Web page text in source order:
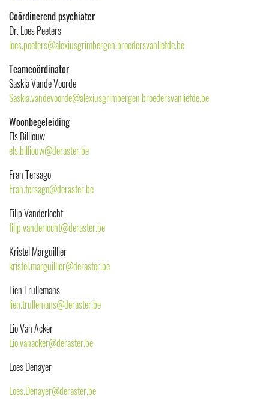
Coördinerend psychiater
Dr. Loes Peeters
loes.peeters@alexiusgrimbergen.broedersvanliefde.be
Teamcoördinator
Saskia Vande Voorde
Saskia.vandevoorde@alexiusgrimbergen.broedersvanliefde.be
Woonbegeleiding
Els Billiouw
els.billiouw@deraster.be
Fran Tersago
Fran.tersago@deraster.be
Filip Vanderlocht
filip.vanderlocht@deraster.be
Kristel Marguillier
kristel.marguillier@deraster.be
Lien Trullemans
lien.trullemans@deraster.be
Lio Van Acker
Lio.vanacker@deraster.be
Loes Denayer
Loes.Denayer@deraster.be